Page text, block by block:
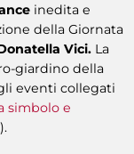
inedita e
della Giornata
Vici. La
giardino della
eventi collegati
simbolo e